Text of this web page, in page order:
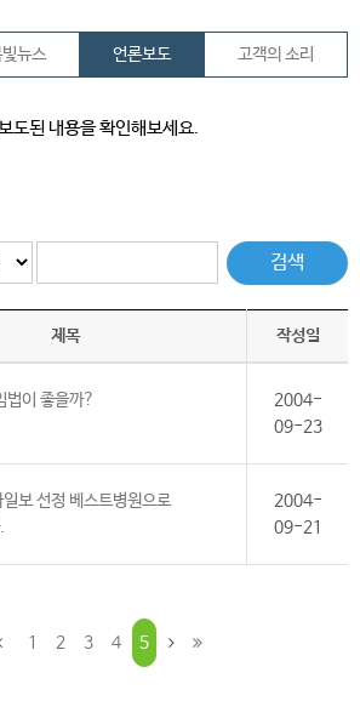
뉴스 언론보도 고객의 소리
도된 내용을 확인해보세요.
검색
제목 작성일
법이 좋을까?
2004-
09-23
보 선정 베스트병원으로
2004-
09-21
1 2 3 4 5